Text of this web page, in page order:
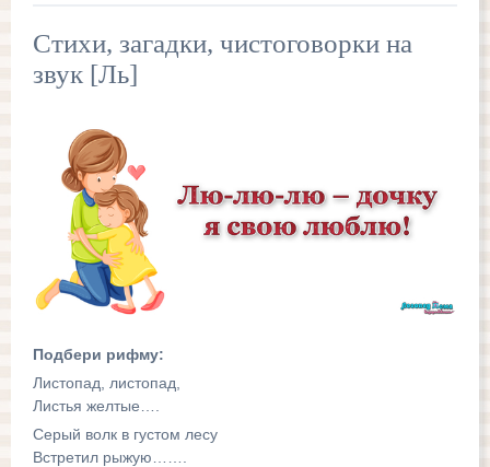
Стихи, загадки, чистоговорки на
звук [Ль]
Подбери рифму:
Листопад, листопад,
Листья желтые….
Серый волк в густом лесу
Встретил рыжую…….